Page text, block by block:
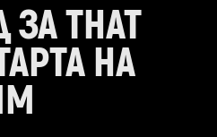
THAT
НА